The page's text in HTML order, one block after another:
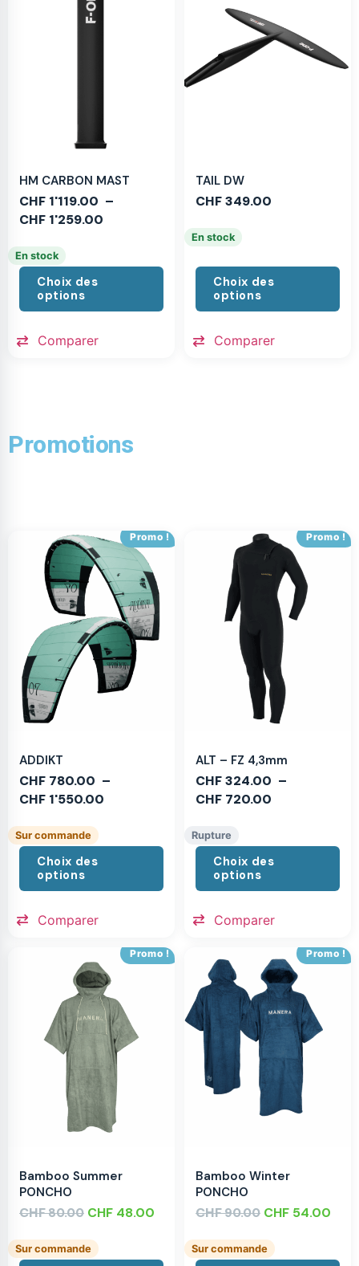
HM CARBON MAST
CHF 1'119.00 –
CHF 1'259.00
En stock
Choix des
options
Comparer
TAIL DW
CHF349.00
En stock
Choix des
options
Comparer
Promotions
Promo !
ADDIKT
CHF 780.00 –
CHF 1'550.00
Sur commande
Choix des
options
Comparer
Promo !
ALT – FZ 4,3mm
CHF324.00 –
CHF 720.00
Rupture
Choix des
options
Comparer
Promo !
Bamboo Summer
PONCHO
CHF80.00 CHF 48.00
Sur commande
Promo !
Bamboo Winter
PONCHO
CHF90.00 CHF 54.00
Sur commande